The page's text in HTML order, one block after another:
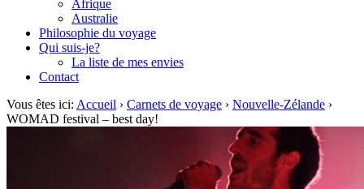
Afrique
Australie
Philosophie du voyage
Qui suis-je?
La liste de mes envies
Contact
Vous êtes ici: Accueil › Carnets de voyage › Nouvelle-Zélande ›
WOMAD festival – best day!